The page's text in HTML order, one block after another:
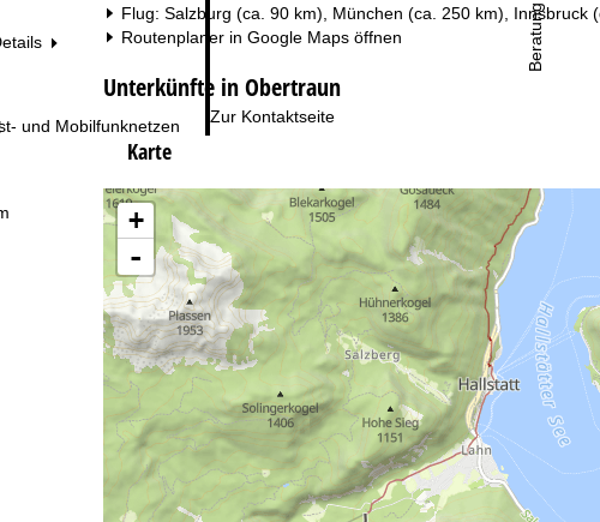
und Mobilfunknetzen Zur Kontaktseite
Beratung
Flug: Salzburg (ca. 90 km), München (ca. 250 km), Innsbruck
Routenplaner in Google Mapsöffnen
Unterkünfte in Obertraun
Karte
+
-